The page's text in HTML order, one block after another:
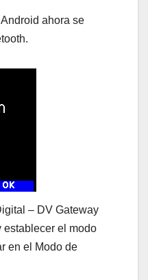
ahora se
– DV Gateway
establecer el modo
en el Modo de